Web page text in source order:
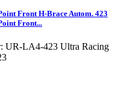
Front H-Brace Autom. 423
Front...
UR-LA4-423 Ultra Racing